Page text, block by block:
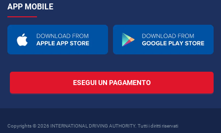
APP MOBILE
ESEGUI UN PAGAMENTO
Copyrights © 2026 INTERNATIONAL DRIVING AUTHORITY. Tutti i diritti riservati